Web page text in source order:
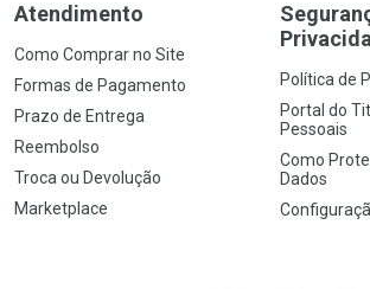
Atendimento
Como Comprar no Site
Formas de Pagamento
Prazo de Entrega
Reembolso
Troca ou Devolução
Marketplace
Política de
Portal do
Pessoais
Como
Dados